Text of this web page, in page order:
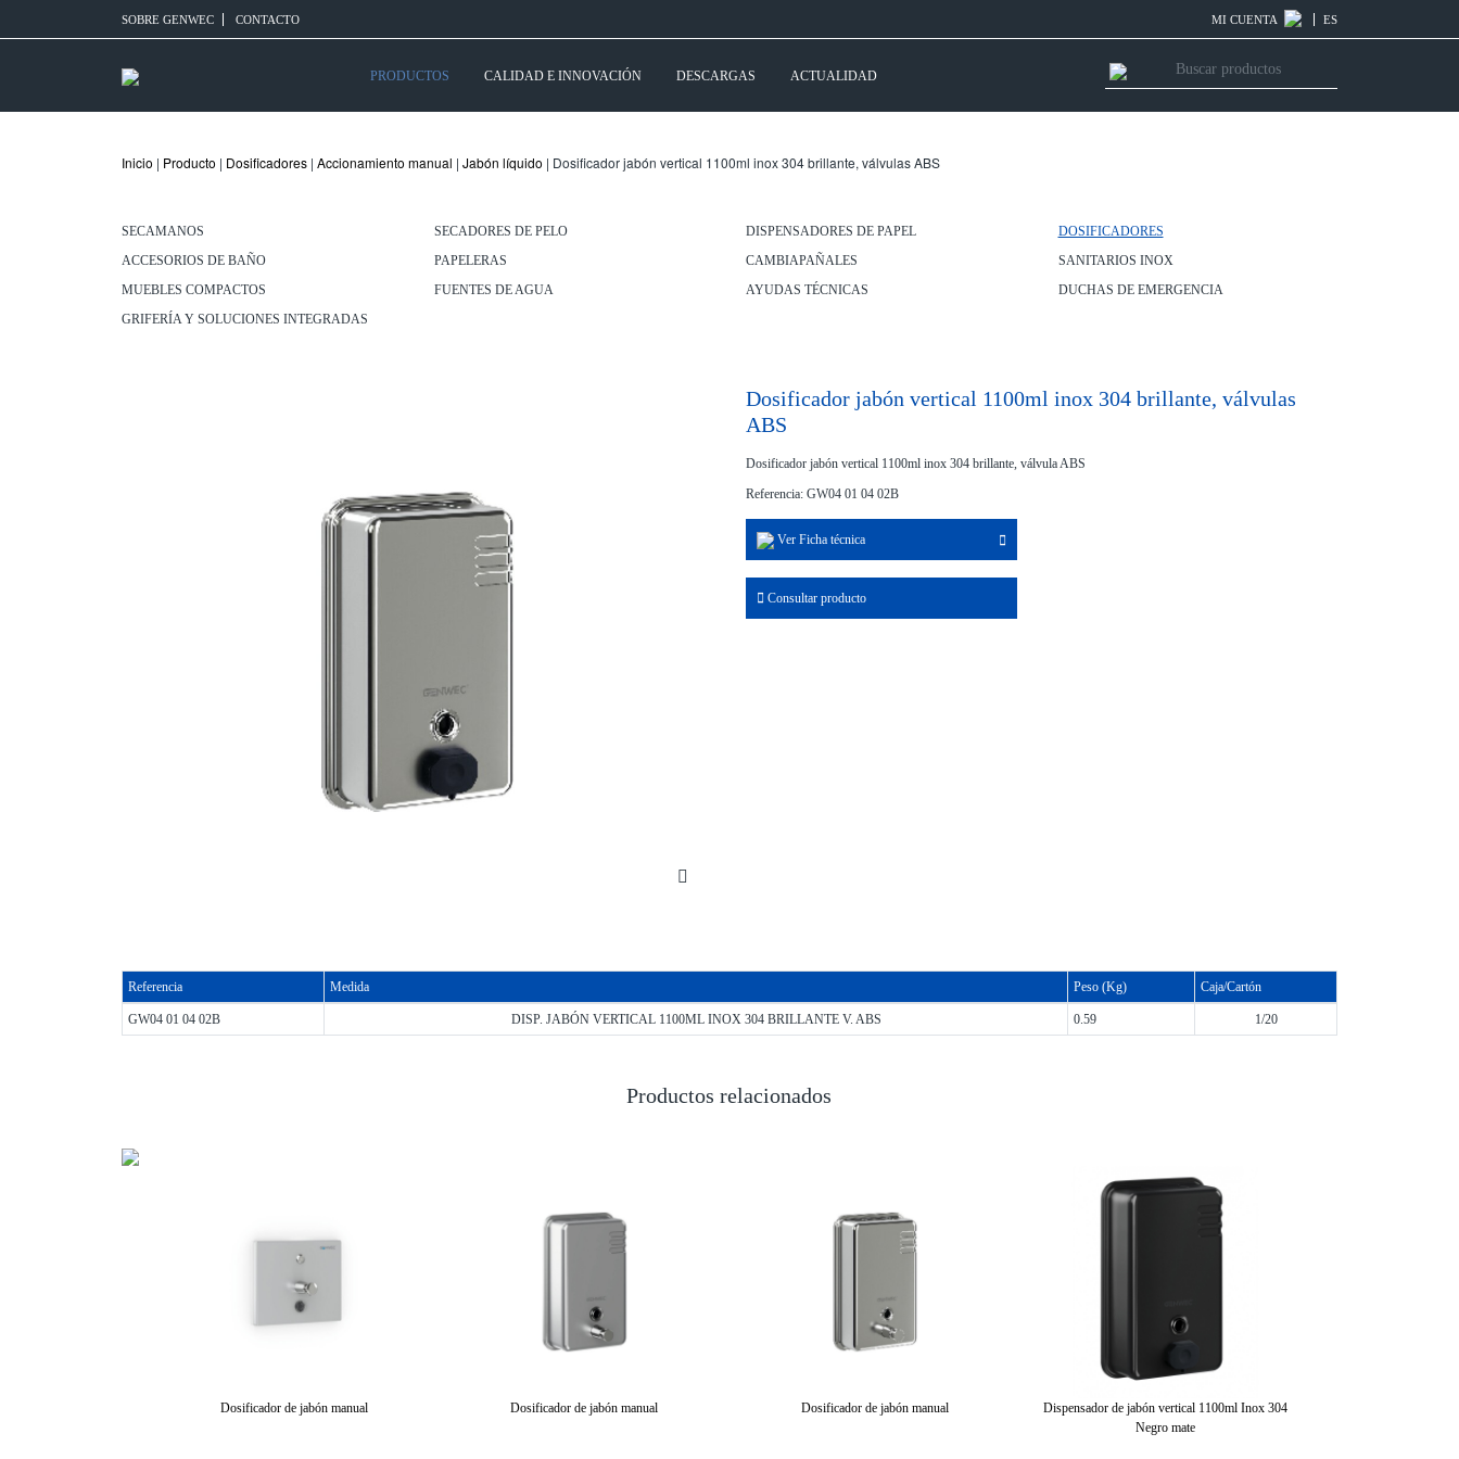
SOBRE GENWEC CONTACTO MI CUENTA ES
PRODUCTOS CALIDAD E INNOVACIÓN DESCARGAS ACTUALIDAD
Inicio | Producto | Dosificadores | Accionamiento manual | Jabón líquido | Dosificador jabón vertical 1100ml inox 304 brillante, válvulas ABS
SECAMANOS SECADORES DE PELO DISPENSADORES DE PAPEL
DOSIFICADORES
ACCESORIOS DE BAÑO
PAPELERAS CAMBIAPAÑALES
SANITARIOS INOX
MUEBLES COMPACTOS
FUENTES DE AGUA AYUDAS TÉCNICAS
DUCHAS DE EMERGENCIA
GRIFERÍA Y SOLUCIONES INTEGRADAS
Dosificador jabón vertical 1100ml inox 304 brillante, válvulas
ABS
Dosificador jabón vertical 1100ml inox 304 brillante, válvula ABS
Referencia: GW04 01 04 02B
Ver Ficha técnica
Consultar producto
Referencia Medida Peso (Kg) Caja/Cartón
GW04 01 04 02B DISP. JABÓN VERTICAL 1100ML INOX 304 BRILLANTE V. ABS 0.59 1/20
Productos relacionados
Dosificador de jabón manual Dosificador de jabón manual Dosificador de jabón manual
Dispensador de jabón vertical 1100ml Inox 304
Negro mate